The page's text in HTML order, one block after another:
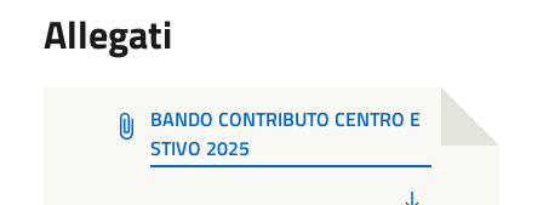
Allegati
BANDO CONTRIBUTO CENTRO E
STIVO 2025